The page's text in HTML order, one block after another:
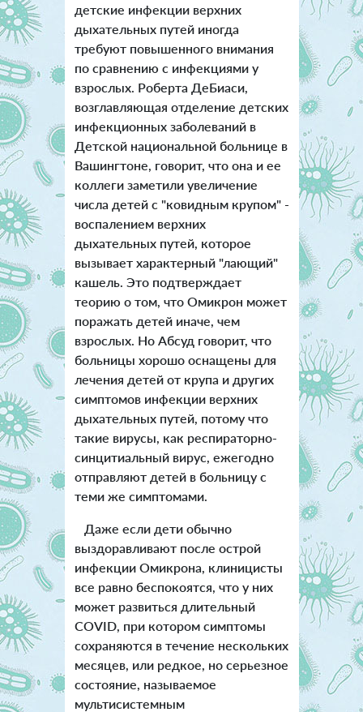
детские инфекции верхних
дыхательных путей иногда
требуют повышенного внимания
по сравнению с инфекциями у
взрослых. Роберта ДеБиаси,
возглавляющая отделение детских
инфекционных заболеваний в
Детской национальной больнице в
Вашингтоне, говорит, что она и ее
коллеги заметили увеличение
числа детей с "ковидным крупом" -
воспалением верхних
дыхательных путей, которое
вызывает характерный "лающий"
кашель. Это подтверждает
теорию о том, что Омикрон может
поражать детей иначе, чем
взрослых. Но Абсуд говорит, что
больницы хорошо оснащены для
лечения детей от крупа и других
симптомов инфекции верхних
дыхательных путей, потому что
такие вирусы, как респираторно-
синцитиальный вирус, ежегодно
отправляют детей в больницу с
теми же симптомами.
Даже если дети обычно
выздоравливают после острой
инфекции Омикрона, клиницисты
все равно беспокоятся, что у них
может развиться длительный
COVID, при котором симптомы
сохраняются в течение нескольких
месяцев, или редкое, но серьезное
состояние, называемое
мультисистемным